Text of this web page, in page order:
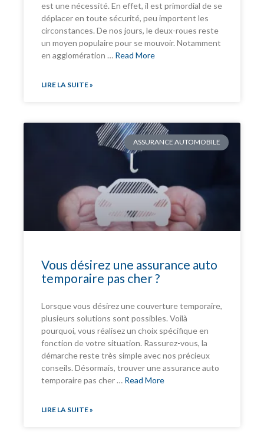
est une nécessité. En effet, il est primordial de se
déplacer en toute sécurité, peu importent les
circonstances. De nos jours, le deux-roues reste
un moyen populaire pour se mouvoir. Notamment
en agglomération … Read More
LIRE LA SUITE »
ASSURANCE AUTOMOBILE
Vous désirez une assurance auto
temporaire pas cher ?
Lorsque vous désirez une couverture temporaire,
plusieurs solutions sont possibles. Voilà
pourquoi, vous réalisez un choix spécifique en
fonction de votre situation. Rassurez-vous, la
démarche reste très simple avec nos précieux
conseils. Désormais, trouver une assurance auto
temporaire pas cher … Read More
LIRE LA SUITE »